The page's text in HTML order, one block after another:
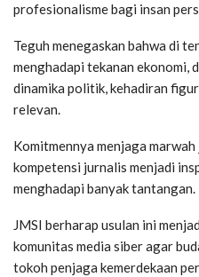
profesionalisme bagi insan
Teguh menegaskan bahwa di
menghadapi tekanan ekonomi,
dinamika politik, kehadiran
relevan.
Komitmennya menjaga
kompetensi jurnalis menjadi
menghadapi banyak tantangan.
JMSI berharap usulan ini
komunitas media siber agar
tokoh penjaga kemerdekaan